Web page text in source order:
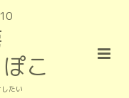
こ
たい